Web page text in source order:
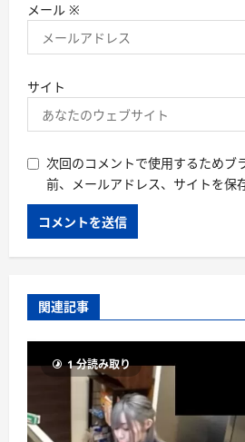
メール ※
サイト
次回のコメントで使用するためブ
前、メールアドレス、サイトを保
関連記事
1 分読み取り